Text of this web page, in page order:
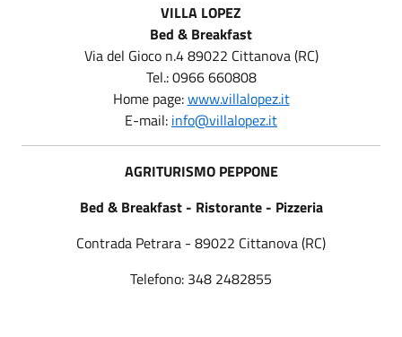
VILLA LOPEZ
Bed & Breakfast
Via del Gioco n.4 89022 Cittanova (RC)
Tel.: 0966 660808
Home page:www.villalopez.it
E-mail: info@villalopez.it
AGRITURISMO PEPPONE
Bed & Breakfast - Ristorante - Pizzeria
Contrada Petrara - 89022 Cittanova (RC)
Telefono: 348 2482855